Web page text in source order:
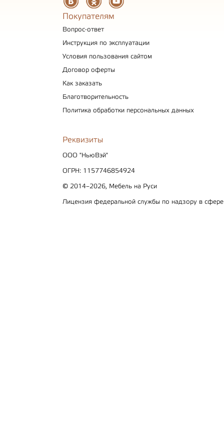
Покупателям
Вопрос-ответ
Инструкция по эксплуатации
Условия пользования сайтом
Договор оферты
Как заказать
Благотворительность
Политика обработки персональных данных
Реквизиты
ООО "НьюВэй"
ОГРН: 1157746854924
© 2014–2026, Мебель на Руси
Лицензия федеральной службы по надзору в